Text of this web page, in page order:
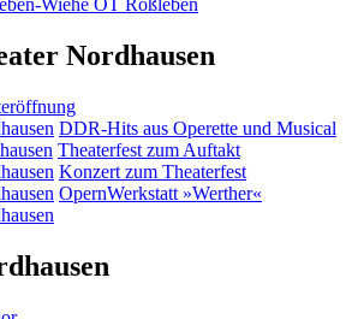
Wiehe OT Roßleben
Nordhausen
DDR-Hits aus Operette und Musical
Theaterfest zum Auftakt
Konzert zum Theaterfest
OpernWerkstatt »Werther«